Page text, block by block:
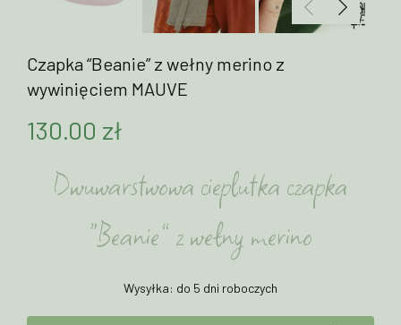
Czapka “Beanie” z wełny merino z
wywinięciem MAUVE
130.00 zł
Dwuwarstwowa cieplutka czapka
“Beanie” z wełny merino
Wysyłka: do 5 dni roboczych